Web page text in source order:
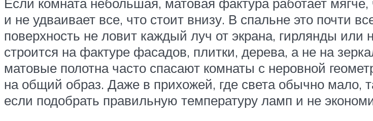
и не удваивает все, что стоит внизу. В спальне это почти
поверхность не ловит каждый луч от экрана, гирлянды или
строится на фактуре фасадов, плитки, дерева, а не на
матовые полотна часто спасают комнаты с неровной
на общий образ. Даже в прихожей, где света обычно мало,
если подобрать правильную температуру ламп и не